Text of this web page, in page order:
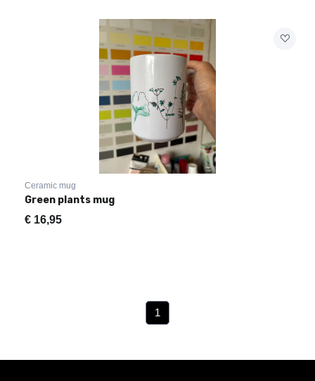
Ceramic mug
Green plants mug
€ 16,95
1